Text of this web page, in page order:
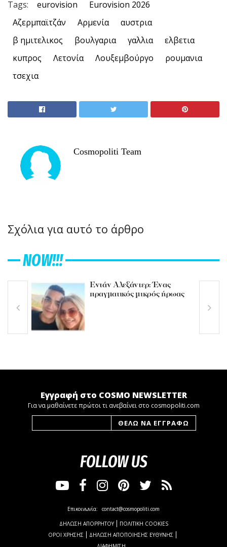
Tags: eurovision
Eurovision 2026
Αζερμπαϊτζάν
Αρμενία
αυστρια
β ημιτελικος
βουλγαρια γαλλια
ελβετια
κυπρος
Λετονία Λουξεμβούργο
ρουμανια
τσεχια
Cosmopoliti Team
Σχόλια για αυτό το άρθρο
NOW!!!
Εντάν Αλεξάντερ: Ένας
πραγματικός μικρός ήρωας
Εγγραφή στο COSMO NEWSLETTER
Για να μαθαίνετε πρώτοι τι ανεβαίνει στο cosmopoliti.com
FOLLOW US
Επικοινωνία: contact@cosmopoliti.com
ΔΗΛΩΣΗ ΑΠΟΡΡΗΤΟΥ
ΠΟΛΙΤΙΚΗ COOKIES
ΟΡΟΙ ΧΡΗΣΗΣ
ΔΗΛΩΣΗ ΑΠΟΠΟΙΗΣΗΣ ΕΥΘΥΝΗΣ